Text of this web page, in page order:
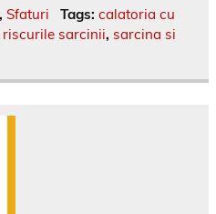
, Sfaturi Tags: calatoria cu
riscurile sarcinii, sarcina si